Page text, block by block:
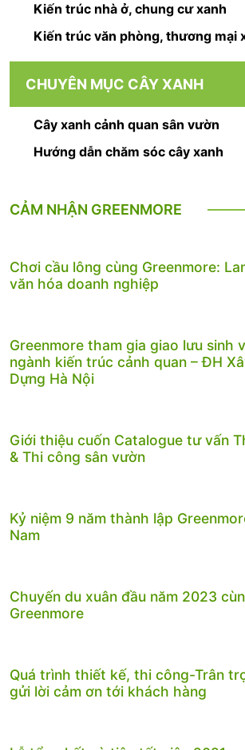
Kiến trúc nhà ở, chung cư xanh
Kiến trúc văn phòng, thương mại
CHUYÊN MỤC CÂY XANH
Cây xanh cảnh quan sân vườn
Hướng dẫn chăm sóc cây xanh
CẢM NHẬN GREENMORE
Chơi cầu lông cùng Greenmore:
văn hóa doanh nghiệp
Greenmore tham gia giao lưu sinh
ngành kiến trúc cảnh quan – ĐH
Dựng Hà Nội
Giới thiệu cuốn Catalogue tư vấn
& Thi công sân vườn
Kỷ niệm 9 năm thành lập
Nam
Chuyến du xuân đầu năm 2023
Greenmore
Quá trình thiết kế, thi công-Trân
gửi lời cảm ơn tới khách hàng